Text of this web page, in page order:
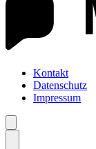
Kontakt
Datenschutz
Impressum